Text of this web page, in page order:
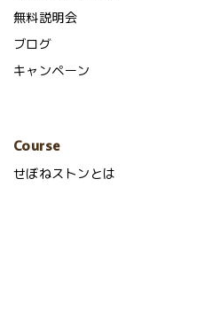
無料説明会
ブログ
キャンペーン
Course
せぼねストンとは